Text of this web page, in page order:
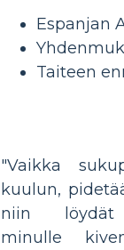
Espanjan
Taiteen
"Vaikka
kuulun,
niin löydät
minulle